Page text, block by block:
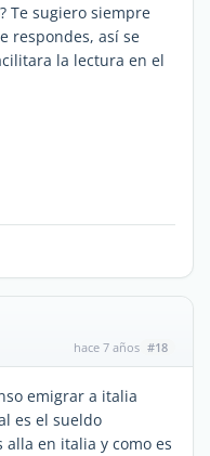
Te sugiero siempre
respondes, así se
la lectura en el
hace 7 años #18
emigrar a italia
es el sueldo
en italia y como es